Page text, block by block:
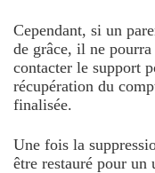
Cependant, si un
de grâce, il ne pourra
contacter le support
récupération du
finalisée.
Une fois la
être restauré pour un